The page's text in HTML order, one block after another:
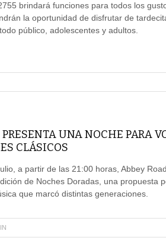
brindará funciones para todos los
la oportunidad de disfrutar de
público, adolescentes y adultos.
UNA NOCHE PARA
CLÁSICOS
a partir de las 21:00 horas, Abbey
de Noches Doradas, una propuesta
que marcó distintas generaciones.